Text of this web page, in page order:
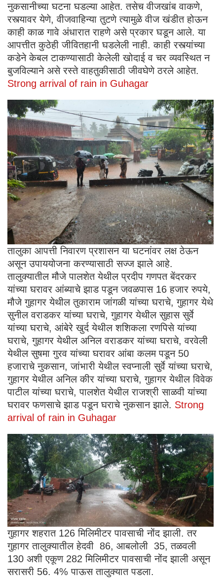
नुकसानीच्या घटना घडल्या आहेत. तसेच वीजखांब वाकणे,
रस्त्यावर येणे, वीजवाहिन्या तुटणे त्यामुळे वीज खंडीत होऊन
काही काळ गावे अंधारात राहणे असे प्रकार घडून आले. या
आपत्तीत कुठेही जीवितहानी घडलेली नाही. काही रस्त्यांच्या
कडेने केबल टाकण्यासाठी केलेली खोदाई व चर व्यवस्थित न
बुजविल्याने असे रस्ते वाहतुकीसाठी जीवघेणे ठरले आहेत.
Strong arrival of rain in Guhagar
तालुका आपत्ती निवारण प्रशासन या घटनांवर लक्ष ठेऊन
असून उपाययोजना करण्यासाठी सज्ज झाले आहे.
तालुक्यातील मौजे पालशेत येथील प्रदीप गणपत बेंदरकर
यांच्या घरावर आंब्याचे झाड पडून जवळपास 16 हजार रुपये,
मौजे गुहागर येथील तुकाराम जांगळी यांच्या घराचे, गुहागर येथे
सुनील वराडकर यांच्या घराचे, गुहागर येथील सुहास सुर्वे
यांच्या घराचे, आंबेरे खुर्द येथील शशिकला रणपिसे यांच्या
घराचे, गुहागर येथील अनिल वराडकर यांच्या घराचे, वरवेली
येथील सुषमा गुरव यांच्या घरावर आंबा कलम पडून 50
हजाराचे नुकसान, जांभारी येथील स्वप्नाली सुर्वे यांच्या घराचे,
गुहागर येथील अनिल कीर यांच्या घराचे, गुहागर येथील विवेक
पाटील यांच्या घराचे, पालशेत येथील राजश्री साळवी यांच्या
घरावर फणसाचे झाड पडून घराचे नुकसान झाले. Strong
arrival of rain in Guhagar
गुहागर शहरात 126 मिलिमीटर पावसाची नोंद झाली. तर
गुहागर तालुक्यातील हेदवी 86, आबलोली 35, तळवली
130 अशी एकूण 282 मिलिमीटर पावसाची नोंद झाली असून
सरासरी 56. 4% पाऊस तालुक्यात पडला.